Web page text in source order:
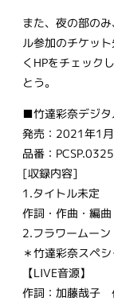
また、夜の部の
ル参加のチケッ
くHPをチェック
とう。
■竹達彩奈デジタ
発売：2021年1
品番：
[収録内容]
1.タイトル未定
作詞・作曲・編曲
2.フラワームーン
＊竹達彩奈スペ
【LIVE音源】
作詞：加藤哉子